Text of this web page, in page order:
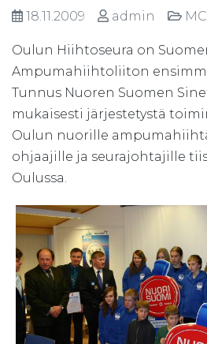
18.11.2009 admin
Oulun Hiihtoseura on
Ampumahiihtoliiton
Tunnus Nuoren Suomen
mukaisesti järjestetystä
Oulun nuorille
ohjaajille ja seurajohtajille
Oulussa.